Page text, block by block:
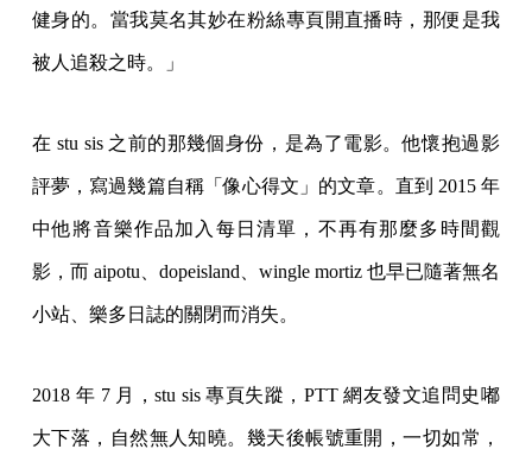
健身的。當我莫名其妙在粉絲專頁開直播時，那便是我
被人追殺之時。」
在 stu sis 之前的那幾個身份，是為了電影。他懷抱過影
評夢，寫過幾篇自稱「像心得文」的文章。直到 2015 年
中他將音樂作品加入每日清單，不再有那麼多時間觀
影，而 aipotu、dopeisland、wingle mortiz 也早已隨著無名
小站、樂多日誌的關閉而消失。
2018 年 7 月，stu sis 專頁失蹤，PTT 網友發文追問史嘟
大下落，自然無人知曉。幾天後帳號重開，一切如常，